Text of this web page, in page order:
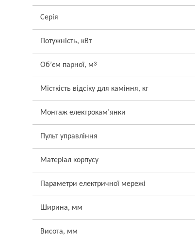
Серія
Потужність, кВт
Об’єм парної, м3
Місткість відсіку для каміння, кг
Монтаж електрокам’янки
Пульт управління
Матеріал корпусу
Параметри електричної мережі
Ширина, мм
Висота, мм